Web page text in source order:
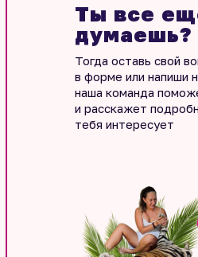
Ты все
думаешь?
Тогда оставь свой
в форме или напиши
наша команда
и расскажет
тебя интересует